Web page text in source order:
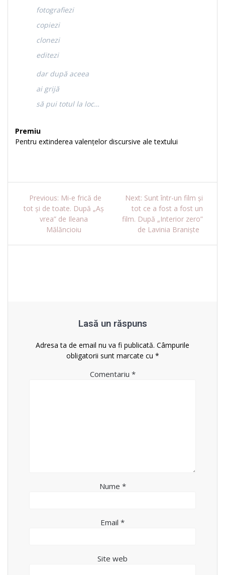
fotografiezi
copiezi
clonezi
editezi
dar după aceea
ai grijă
să pui totul la loc…
Premiu
Pentru extinderea valențelor discursive ale textului
Navigare
articole
Previous: Previous
post:
Mi-e frică de
tot și de toate. După „Aș
vrea” de Ileana
Mălăncioiu
Next: Next
post:
Sunt într-un film și
tot ce a fost a fost un
film. După „Interior zero”
de Lavinia Braniște
Lasă un răspuns
Adresa ta de email nu va fi publicată. Câmpurile
obligatorii sunt marcate cu *
Comentariu *
Nume *
Email *
Site web